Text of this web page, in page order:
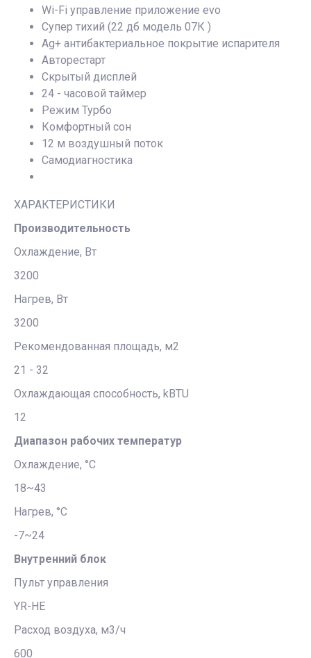
Wi-Fi управление приложение evo
Супер тихий (22 дб модель 07К )
Ag+ антибактериальное покрытие испарителя
Авторестарт
Скрытый дисплей
24 - часовой таймер
Режим Турбо
Комфортный сон
12 м воздушный поток
Самодиагностика
ХАРАКТЕРИСТИКИ
Производительность
Охлаждение, Вт
3200
Нагрев, Вт
3200
Рекомендованная площадь, м2
21 - 32
Охлаждающая способность, kBTU
12
Диапазон рабочих температур
Охлаждение, °С
18~43
Нагрев, °С
-7~24
Внутренний блок
Пульт управления
YR-HE
Расход воздуха, м3/ч
600